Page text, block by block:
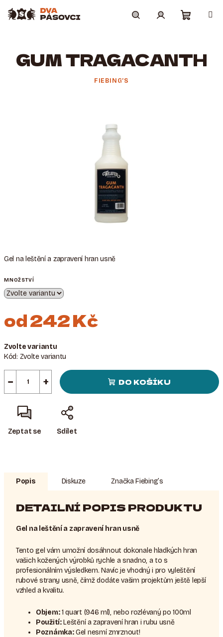
košík
Gel na leštění a zapravení hran usně
MNOŽSTVÍ
od242 Kč
cena:
Zvolte variantu
Kód: Zvolte variantu
+
− DO KOŠÍKU
Zeptat se Sdílet
GUM TRAGACANTH
FIEBING’S
Popis Diskuze ZnačkaFiebing’s
DETAILNÍ POPIS PRODUKTU
Gel na leštění a zapravení hran usně
Tento gel vám umožní dosáhnout dokonale hladkých hran
vašich kožených výrobků rychle a snadno, a to s
profesionálním výsledkem. Navíc je vhodný i pro vyleštění
rubové strany usně, čímž dodáte vašim projektům ještě lepší
vzhled a kvalitu.
Objem:1 quart (946 ml), nebo rozlévaný po 100ml
Použití:Leštění a zapravení hran i rubu usně
Poznámka:Gel nesmí zmrznout!